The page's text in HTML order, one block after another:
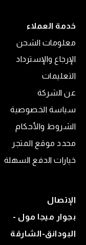
خدمة العملاء
معلومات الشحن
الإرجاع والإسترداد
التعليمات
عن الشركة
سياسة الخصوصية
الشروط والأحكام
محدد موقع المتجر
خيارات الدفع السهلة
الإتصال
بجوار ميجا مول -
البودانق-الشارقة